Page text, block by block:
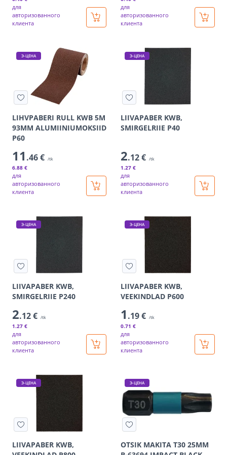
для
авторизованного
клиента
для
авторизованного
клиента
Э-ЦЕНА
LIHVPABERI RULL KWB 5M
93MM ALUMIINIUMOKSIID
P60
11 .46 € /tk
6.88 €
для
авторизованного
клиента
Э-ЦЕНА
LIIVAPABER KWB,
SMIRGELRIIE P40
2.12 € /tk
1.27 €
для
авторизованного
клиента
Э-ЦЕНА
LIIVAPABER KWB,
SMIRGELRIIE P240
2.12 € /tk
1.27 €
для
авторизованного
клиента
Э-ЦЕНА
LIIVAPABER KWB,
VEEKINDLAD P600
1 .19 € /tk
0.71 €
для
авторизованного
клиента
Э-ЦЕНА
LIIVAPABER KWB,
Э-ЦЕНА
OTSIK MAKITA T30 25MM